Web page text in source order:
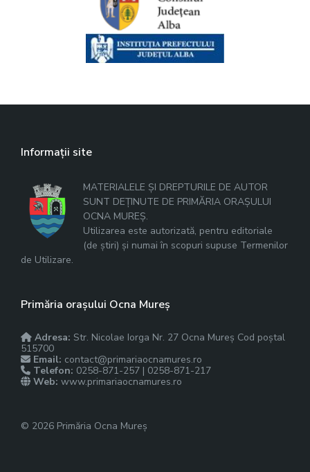
Informații site
MATERIALELE ȘI DREPTURILE DE AUTOR
SUNT DEȚINUTE DE PRIMĂRIA ORAȘULUI
OCNA MUREȘ.
Utilizarea este autorizată, pentru editoriale
(de știri) și numai în scopuri supuse Termenilor
de Utilizare.
Primăria orașului Ocna Mureș
Adresa: Str. Nicolae Iorga Nr. 27 Ocna Mureș Cod poștal
515700
Email: contact@primariaocnamures.ro
Telefon: 0258-871-257 | 0258-871-217
Web: www.primariaocnamures.ro
© 2026 Primăria Ocna Mureș